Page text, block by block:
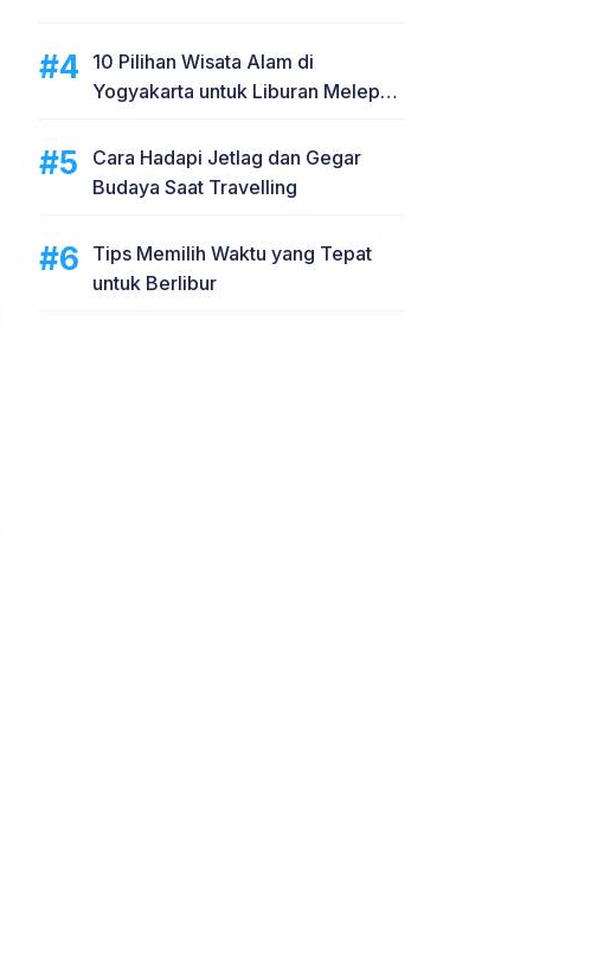
10 Pilihan Wisata Alam di
Yogyakarta untuk Liburan Melepas
Cara Hadapi Jetlag dan Gegar
Budaya Saat Travelling
Tips Memilih Waktu yang Tepat
untuk Berlibur